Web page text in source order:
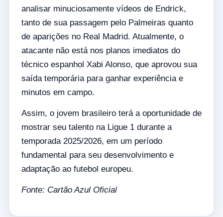
analisar minuciosamente vídeos de Endrick,
tanto de sua passagem pelo Palmeiras quanto
de aparições no Real Madrid. Atualmente, o
atacante não está nos planos imediatos do
técnico espanhol Xabi Alonso, que aprovou sua
saída temporária para ganhar experiência e
minutos em campo.
Assim, o jovem brasileiro terá a oportunidade de
mostrar seu talento na Ligue 1 durante a
temporada 2025/2026, em um período
fundamental para seu desenvolvimento e
adaptação ao futebol europeu.
Fonte: Cartão Azul Oficial